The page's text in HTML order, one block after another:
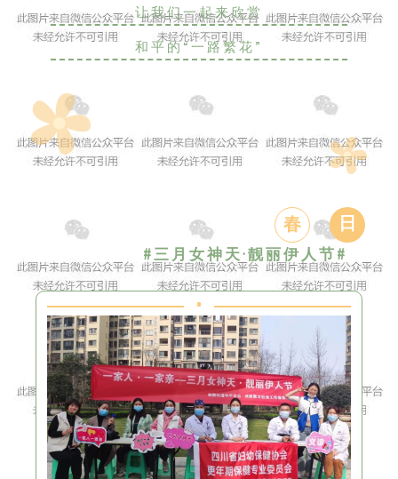
让我们一起来欣赏
和平的“一路繁花”
春 日
#三月女神天·靓丽伊人节#